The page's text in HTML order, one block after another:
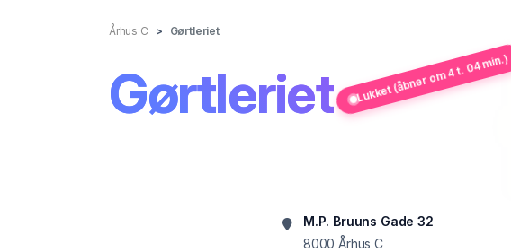
Århus C Gørtleriet
Gørtleriet Lukket (åbner om 4 t. 04 min.)
M.P. Bruuns Gade 32
8000 Århus C